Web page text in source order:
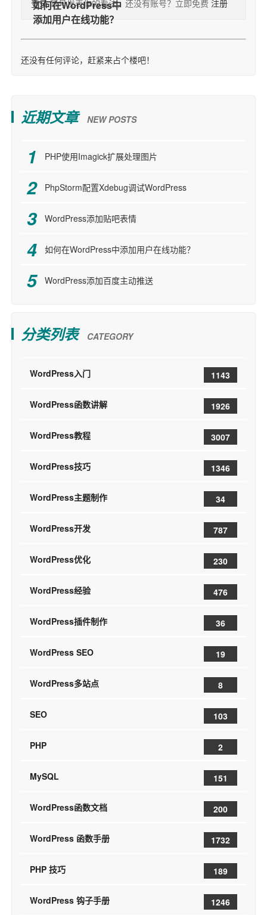
登录账号发表你的看法，还没有账号？立即免费 注册
还没有任何评论，赶紧来占个楼吧！
近期文章 NEW POSTS
PHP使用Imagick扩展处理图片
PhpStorm配置Xdebug调试WordPress
WordPress添加贴吧表情
如何在WordPress中添加用户在线功能？
WordPress添加百度主动推送
分类列表 CATEGORY
WordPress入门 1143
WordPress函数讲解 1926
WordPress教程 3007
WordPress技巧 1346
WordPress主题制作 34
WordPress开发 787
WordPress优化 230
WordPress经验 476
WordPress插件制作 36
WordPress SEO 19
WordPress多站点 8
SEO 103
PHP 2
MySQL 151
WordPress函数文档 200
WordPress 函数手册 1732
PHP 技巧 189
WordPress 钩子手册 1246